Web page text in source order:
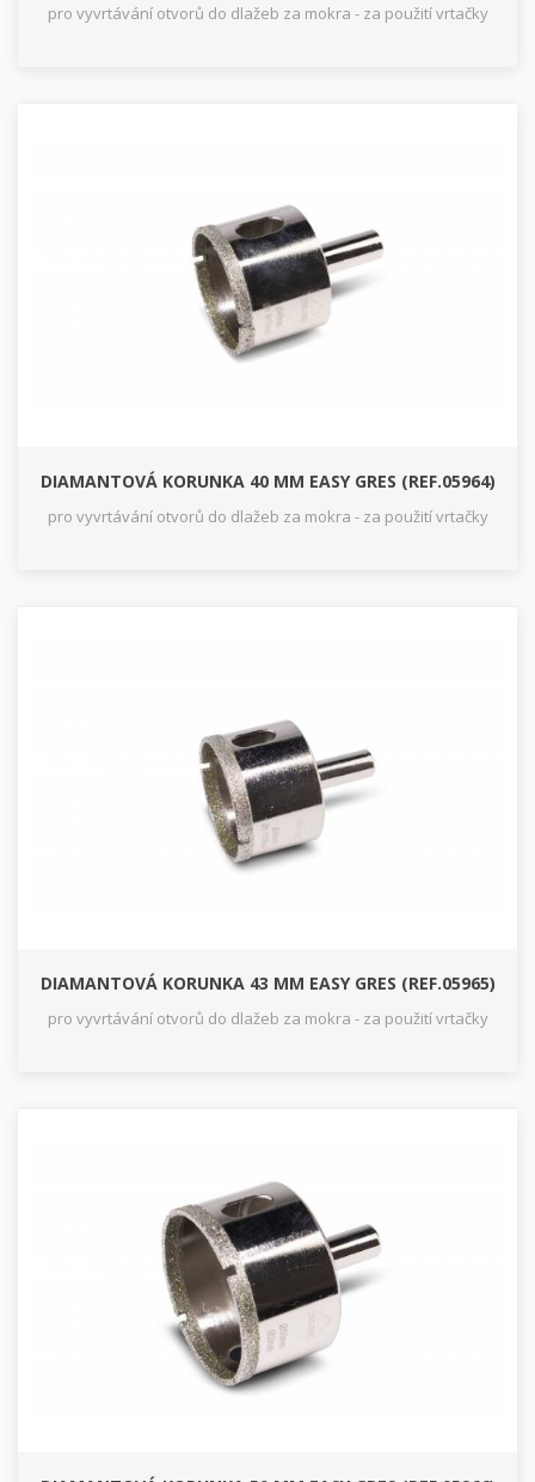
pro vyvrtávání otvorů do dlažeb za mokra - za použití vrtačky
DIAMANTOVÁ KORUNKA 40 MM EASY GRES (REF.05964)
pro vyvrtávání otvorů do dlažeb za mokra - za použití vrtačky
DIAMANTOVÁ KORUNKA 43 MM EASY GRES (REF.05965)
pro vyvrtávání otvorů do dlažeb za mokra - za použití vrtačky